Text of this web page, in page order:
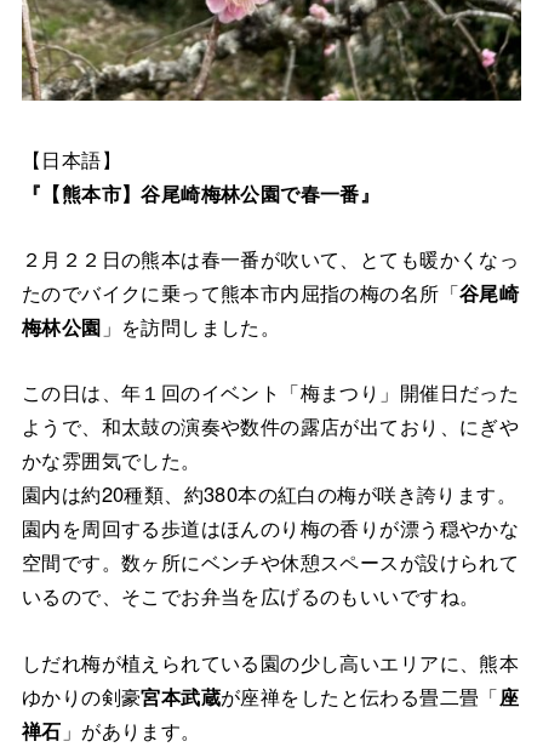
【日本語】
『【熊本市】谷尾崎梅林公園で春一番』
２月２２日の熊本は春一番が吹いて、とても暖かくなっ
たのでバイクに乗って熊本市内屈指の梅の名所「谷尾崎
梅林公園 」を訪問しました。
この日は、年１回のイベント「梅まつり」開催日だった
ようで、和太鼓の演奏や数件の露店が出ており、にぎや
かな雰囲気でした。
園内は約20種類、約380本の紅白の梅が咲き誇ります。
園内を周回する歩道はほんのり梅の香りが漂う穏やかな
空間です。数ヶ所にベンチや休憩スペースが設けられて
いるので、そこでお弁当を広げるのもいいですね。
しだれ梅が植えられている園の少し高いエリアに、熊本
ゆかりの剣豪宮本武蔵が座禅をしたと伝わる畳二畳「座
禅石 」があります。